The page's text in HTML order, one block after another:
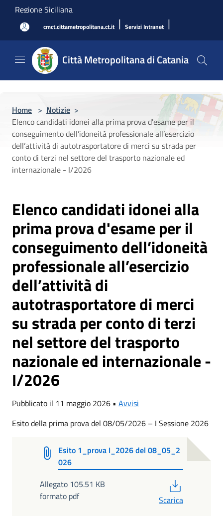
Salta al contenuto principale
Regione Siciliana
cmct.cittametropolitana.ct.it | Servizi Intranet |
Città Metropolitana di Catania
Home > Notizie >
Elenco candidati idonei alla prima prova d'esame per il
conseguimento dell’idoneità professionale all’esercizio
dell’attività di autotrasportatore di merci su strada per
conto di terzi nel settore del trasporto nazionale ed
internazionale - I/2026
Elenco candidati idonei alla
prima prova d'esame per il
conseguimento dell’idoneità
professionale all’esercizio
dell’attività di
autotrasportatore di merci
su strada per conto di terzi
nel settore del trasporto
nazionale ed internazionale -
I/2026
Pubblicato il 11 maggio 2026 • Avvisi
Esito della prima prova del 08/05/2026 – I Sessione 2026
Esito 1_prova I_2026 del 08_05_2
026
Allegato 105.51 KB
formato pdf
Scarica